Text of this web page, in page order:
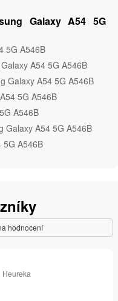
Galaxy A54 5G
5G A546B
A54 5G A546B
Galaxy A54 5G A546B
5G A546B
A546B
Galaxy A54 5G A546B
5G A546B
hodnocení